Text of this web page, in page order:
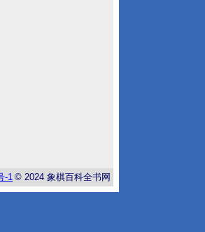
-1 © 2024 象棋百科全书网